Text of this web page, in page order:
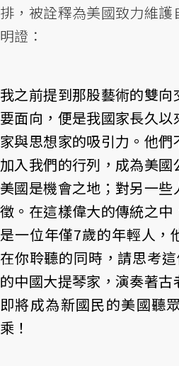
排，被詮釋為美國致力維
明證：
我之前提到那股藝術的雙
要面向，便是我國家長久
家與思想家的吸引力。他
加入我們的行列，成為美國
美國是機會之地；對另一
徵。在這樣偉大的傳統之
是一位年僅7歲的年輕人
在你聆聽的同時，請思考
的中國大提琴家，演奏著
即將成為新國民的美國聽
乘！